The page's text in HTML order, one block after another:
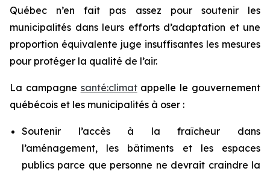
Québec n’en fait pas assez pour soutenir les
municipalités dans leurs efforts d’adaptation et une
proportion équivalente juge insuffisantes les mesures
pour protéger la qualité de l’air.
La campagne santé:climatappelle le gouvernement
québécois et les municipalités à oser :
Soutenir l’accès à la fraîcheur dans
l’aménagement, les bâtiments et les espaces
publics parce que personne ne devrait craindre la